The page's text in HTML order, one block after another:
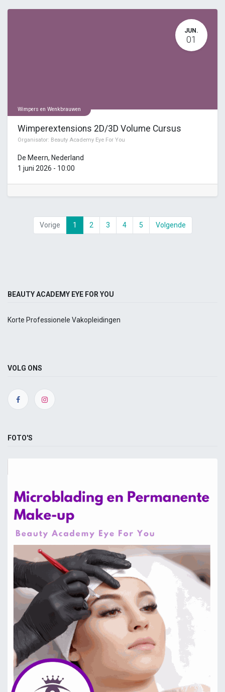
JUN.
01
Wimpers en Wenkbrauwen
Wimperextensions 2D/3D Volume Cursus
Organisator: Beauty Academy Eye For You
De Meern, Nederland
1 juni 2026 - 10:00
Vorige 1 2 3 4 5 Volgende
BEAUTY ACADEMY EYE FOR YOU
Korte Professionele Vakopleidingen
VOLG ONS
FOTO'S